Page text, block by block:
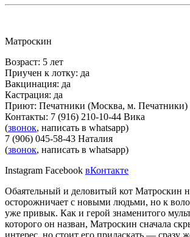
Матроскин
Возраст: 5 лет
Приучен к лотку: да
Вакцинация: да
Кастрация: да
Приют: Печатники (Москва, м. Печатники)
Контакты: 7 (916) 210-10-44 Вика
(звонок, написать в whatsapp)
7 (906) 045-58-43 Наталия
(звонок, написать в whatsapp)
Instagram Facebook вКонтакте
Обаятельный и деловитый кот Матроскин
осторожничает с новыми людьми, но к
уже привык. Как и герой знаменитого
которого он назван, Матроскин сначала